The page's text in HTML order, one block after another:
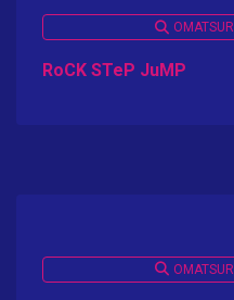
RoCK STeP JuMP